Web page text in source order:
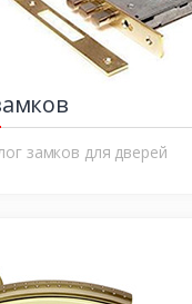
замков для дверей